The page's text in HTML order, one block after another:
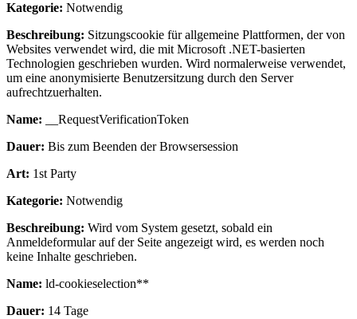
Kategorie: Notwendig
Beschreibung: Sitzungscookie für allgemeine Plattformen, der von
Websites verwendet wird, die mit Microsoft .NET-basierten
Technologien geschrieben wurden. Wird normalerweise verwendet,
um eine anonymisierte Benutzersitzung durch den Server
aufrechtzuerhalten.
Name: __RequestVerificationToken
Dauer: Bis zum Beenden der Browsersession
Art: 1st Party
Kategorie: Notwendig
Beschreibung: Wird vom System gesetzt, sobald ein
Anmeldeformular auf der Seite angezeigt wird, es werden noch
keine Inhalte geschrieben.
Name: ld-cookieselection**
Dauer: 14 Tage